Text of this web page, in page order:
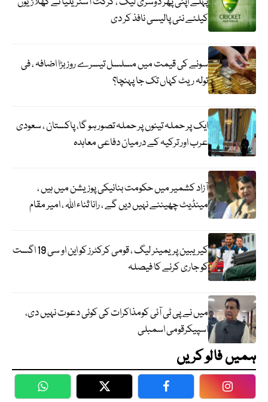
کیلئے نئی پالیسی نافذ کر دی
سونے کی قیمت میں مسلسل تیسرے روز بڑا اضافہ ، فی
تولہ ریٹ کہاں تک جا پہنچا؟
ایک پر حملہ تینوں پر حملہ تصور ہو گا، پاکستان ، سعودی
عرب اور ترکیہ کے درمیان دفاعی معاہدہ
آزاد کشمیر میں حکومت بنانیکی پوزیشن میں ہیں ،
مینڈیٹ چھیننے نہیں دیں گے ، رانا ثناء اللہ ، امیر مقام
کیریبین پریمیئر لیگ ، قومی کرکٹرز کو این او سی 19 اگست
کو جاری کرنے کا فیصلہ
میں نے پی ٹی آئی کومذاکرات کی کوئی دعوت نہیں دی،
اسپیکرقومی اسمبلی
ہمیں فالو کریں
WhatsApp Twitter Facebook